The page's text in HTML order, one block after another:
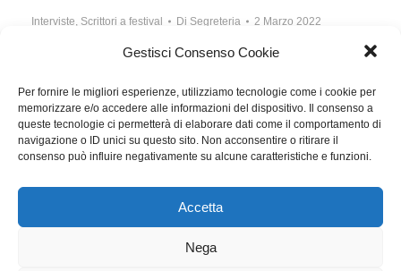
Gestisci Consenso Cookie
Per fornire le migliori esperienze, utilizziamo tecnologie come i cookie per
memorizzare e/o accedere alle informazioni del dispositivo. Il consenso a
queste tecnologie ci permetterà di elaborare dati come il comportamento di
navigazione o ID unici su questo sito. Non acconsentire o ritirare il
consenso può influire negativamente su alcune caratteristiche e funzioni.
Accetta
Nega
Interviste, Scrittori a festival Di Segreteria 2 Marzo 2022
Il nostro socio Adriano Chiarelli ha scritto con Lirio
Costabile il film Una femmina, che è già nelle sale
dopo essere stato presentato alla recente Berlinale
nella sezione Panorama.
+39 347 2461036